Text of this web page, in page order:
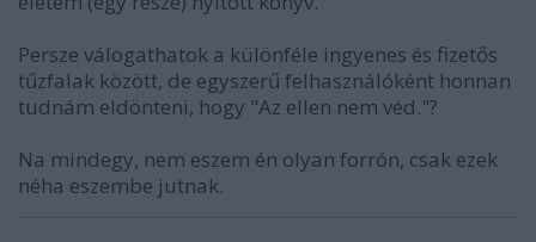
Persze válogathatok a különféle ingyenes és fizetős
tűzfalak között, de egyszerű felhasználóként honnan
tudnám eldönteni, hogy "Az ellen nem véd."?
Na mindegy, nem eszem én olyan forrón, csak ezek
néha eszembe jutnak.